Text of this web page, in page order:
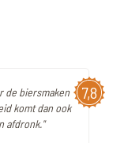
7,8
de biersmaken
komt dan ook
afdronk."